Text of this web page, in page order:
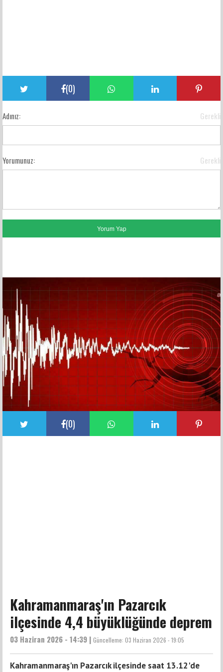
(0)
Adınız: Gerekli
Yorumunuz: Gerekli
(0)
Kahramanmaraş'ın Pazarcık
ilçesinde 4,4 büyüklüğünde deprem
03 Haziran 2026 - 14:39 | Güncelleme: 03 Haziran 2026 - 19:05
Kahramanmaraş'ın Pazarcık ilçesinde saat 13.12'de